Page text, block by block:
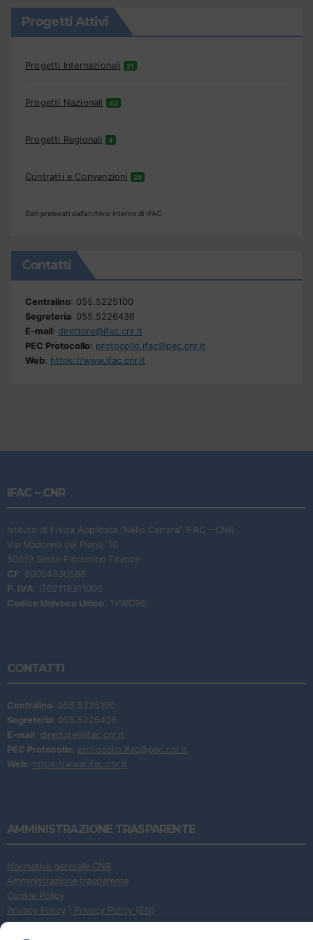
Progetti Attivi
Progetti Internazionali 21
Progetti Nazionali 42
Progetti Regionali 4
Contratti e Convenzioni 28
Dati prelevati dall’archivio interno di IFAC
Contatti
Centralino: 055.5225100
Segreteria: 055.5226436
E-mail: direttore@ifac.cnr.it
PEC Protocollo: protocollo.ifac@pec.cnr.it
Web: https://www.ifac.cnr.it
IFAC – CNR
Istituto di Fisica Applicata “Nello Carrara” IFAC – CNR
Via Madonna del Piano, 10
50019 Sesto Fiorentino Firenze
CF: 80054330586
P. IVA: IT02118311006
Codice Univoco Unico: 1VWD9S
CONTATTI
Centralino: 055.5225100
Segreteria: 055.5226436
E-mail: direttore@ifac.cnr.it
PEC Protocollo: protocollo.ifac@pec.cnr.it
Web: https://www.ifac.cnr.it
AMMINISTRAZIONE TRASPARENTE
Normativa generale CNR
Amministrazione trasparente
Cookie Policy
Privacy Policy
Privacy Policy (EN)